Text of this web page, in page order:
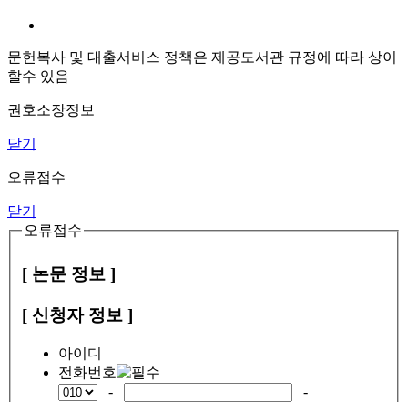
문헌복사 및 대출서비스 정책은 제공도서관 규정에 따라 상이
할수 있음
권호소장정보
닫기
오류접수
닫기
오류접수
[ 논문 정보 ]
[ 신청자 정보 ]
아이디
전화번호
-
-